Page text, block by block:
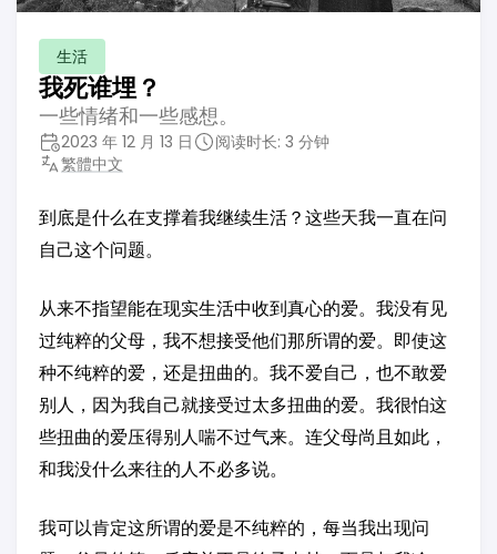
生活
我死谁埋？
一些情绪和一些感想。
2023 年 12 月 13 日
阅读时长: 3 分钟
繁體中文
到底是什么在支撑着我继续生活？这些天我一直在问
自己这个问题。
从来不指望能在现实生活中收到真心的爱。我没有见
过纯粹的父母，我不想接受他们那所谓的爱。即使这
种不纯粹的爱，还是扭曲的。我不爱自己，也不敢爱
别人，因为我自己就接受过太多扭曲的爱。我很怕这
些扭曲的爱压得别人喘不过气来。连父母尚且如此，
和我没什么来往的人不必多说。
我可以肯定这所谓的爱是不纯粹的，每当我出现问